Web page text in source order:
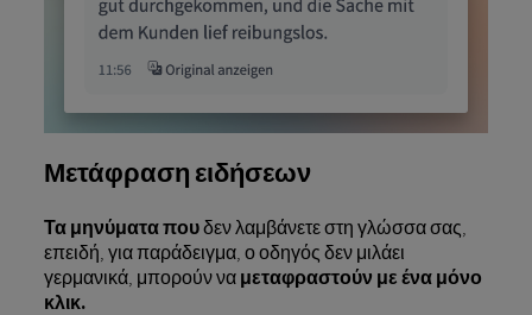
Μετάφραση ειδήσεων
Τα μηνύματα πουδεν λαμβάνετε στη γλώσσα σας,
επειδή, για παράδειγμα, ο οδηγός δεν μιλάει
γερμανικά, μπορούν να μεταφραστούν με ένα μόνο
κλικ.